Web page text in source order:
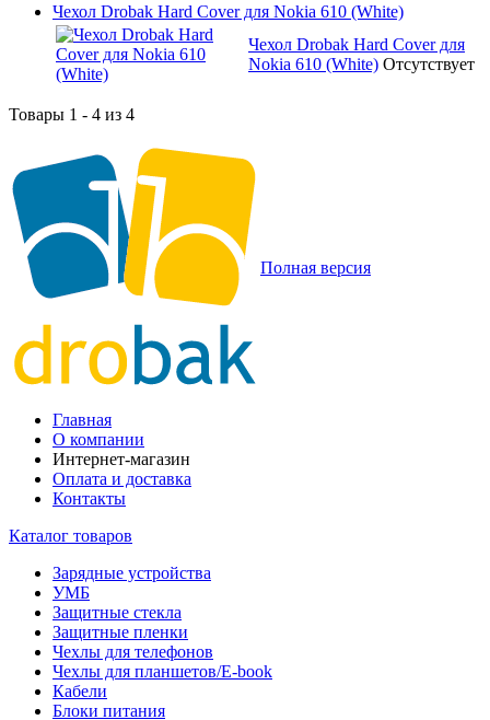
Чехол Drobak Hard Cover для Nokia 610 (White)
Чехол Drobak Hard Cover для
Nokia 610 (White) Отсутствует
Товары 1 - 4 из 4
Полная версия
Главная
О компании
Интернет-магазин
Оплата и доставка
Контакты
Каталог товаров
Зарядные устройства
УМБ
Защитные стекла
Защитные пленки
Чехлы для телефонов
Чехлы для планшетов/E-book
Кабели
Блоки питания